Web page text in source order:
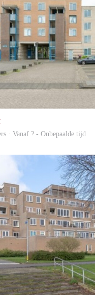
· Vanaf ? - Onbepaalde tijd